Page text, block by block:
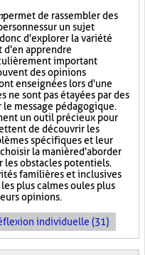
permet de rassembler des
sur un sujet
d'explorer la variété
d'en apprendre
important
des opinions
enseignées lors d'une
ne sont pas étayées par des
message pédagogique.
un outil précieux pour
de découvrir les
spécifiques et leur
la manière d'aborder
les obstacles potentiels.
familières et inclusives
plus calmes ou les plus
opinions.
individuelle (31)